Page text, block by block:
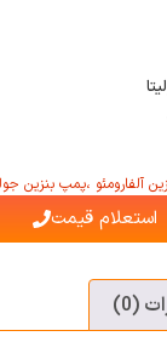
آلفارومئو ،پمپ بنزین
استعلام قیمت
(0)